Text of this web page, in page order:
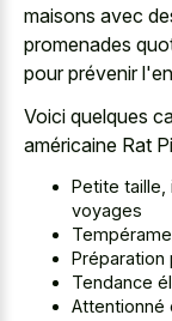
maisons avec
promenades
pour prévenir
Voici quelques
américaine Rat
Petite
voyages
Préparation
Tendance
Attentionné